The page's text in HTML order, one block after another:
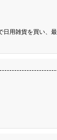
用雑貨を買い、